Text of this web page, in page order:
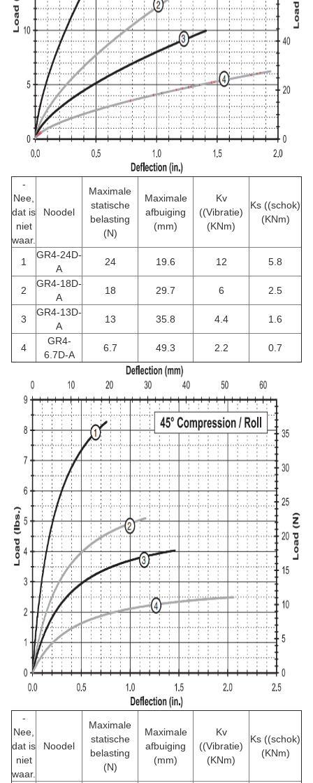
-
Nee,
dat is
niet
waar.
Noodel
Maximale
statische
belasting
(N)
Maximale
afbuiging
(mm)
Kv
((Vibratie)
(KNm)
Ks ((schok)
(KNm)
1
GR4-24D-
A
24 19.6 12 5.8
2
GR4-18D-
A
18 29.7 6 2.5
3
GR4-13D-
A
13 35.8 4.4 1.6
4
GR4-
6.7D-A
6.7 49.3 2.2 0.7
-
Nee,
dat is
niet
waar.
Noodel
Maximale
statische
belasting
(N)
Maximale
afbuiging
(mm)
Kv
((Vibratie)
(KNm)
Ks ((schok)
(KNm)